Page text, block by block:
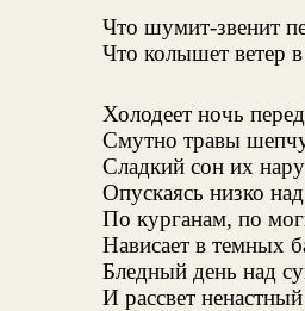
Что шумит-звенит
Что колышет ветер
Холодеет ночь
Смутно травы
Сладкий сон их
Опускаясь низко
По курганам, по
Нависает в темных
Бледный день над
И рассвет